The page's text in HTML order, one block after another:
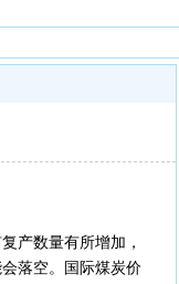
产数量有所增加，
落空。国际煤炭价